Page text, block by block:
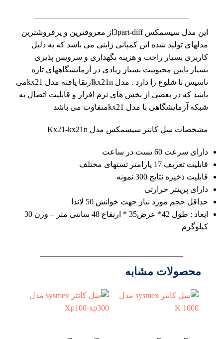
این مدل سیسمکس 3part-diffاز معروفترین و پرفروشترین
مدلهای تولید شده این کمپانی ژاپنی می باشد که به دلیل
کاربری بسیار راحت و هزینه نگهداری و سرویس پذیری
بسیار پایین محبوبیت بسیار زیادی در آزمایشگاههای تازه
تاسیس تا شلوغ را دارد . مدل kx21nارتقا یافته مدل kx21می
باشد که در بعضی از بخش های نرم افزار و قابلیت اتصال به
شبکه آزمایشگاهی با مدل kx21متفاوت می باشد
مشخصات سل کانتر سیسمکس مدل Kx21-kx21n
دارای سرعت 60 تست در ساعت
قابلیت تعریف 17 پارامتر تستهای مختلف
قابلیت ذخیره نتایج 300 نمونه
دارای پرینتر حرارتی
حداقل حجم مورد نیاز جهت خوانش 50 لاندا
ابعاد : طول 42* عرض35 * ارتفاع 48 سانتی متر – وزن 30
کیلوگرم
محصولات مشابه